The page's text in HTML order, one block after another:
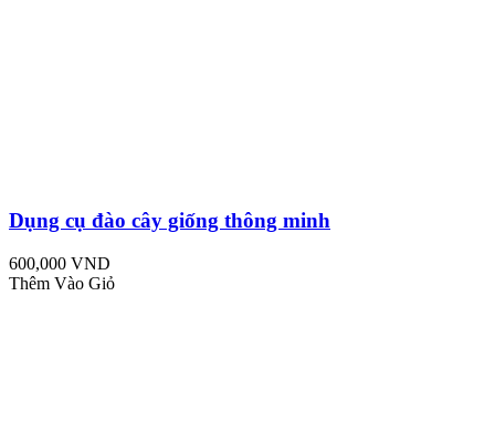
Dụng cụ đào cây giống thông minh
600,000 VND
Thêm Vào Giỏ